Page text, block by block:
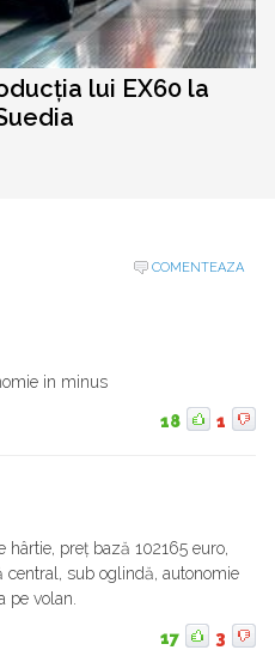
lui EX60 la
COMENTEAZA
in minus
18 1
hârtie, preț bază 102165 euro,
sub oglindă, autonomie
pe volan.
17 3